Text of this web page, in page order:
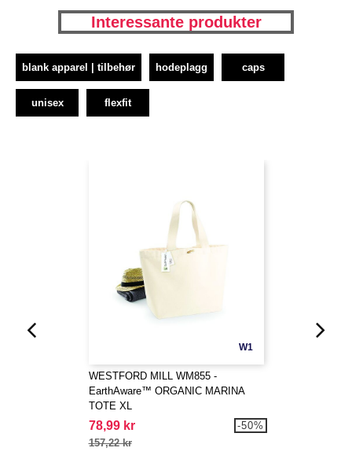
Interessante produkter
blank apparel | tilbehør hodeplagg caps
unisex flexfit
W1
WESTFORD MILL WM855 -
EarthAware™ ORGANIC MARINA
TOTE XL
78,99 kr
157,22 kr
-50%